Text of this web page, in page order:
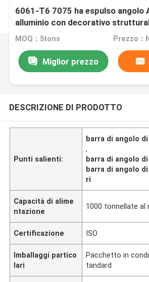
6061-T6 7075 ha espulso angolo
alluminio con decorativo
MOQ：5tons Prezzo：
Miglior prezzo
DESCRIZIONE DI PRODOTTO
Punti salienti:
barra di angolo
,
barra di angolo
barra di angolo
ri
Capacità di alime
ntazione
1000 tonnellate al
Certificazione ISO
Imballaggi partico
lari
Pacchetto in
tandard